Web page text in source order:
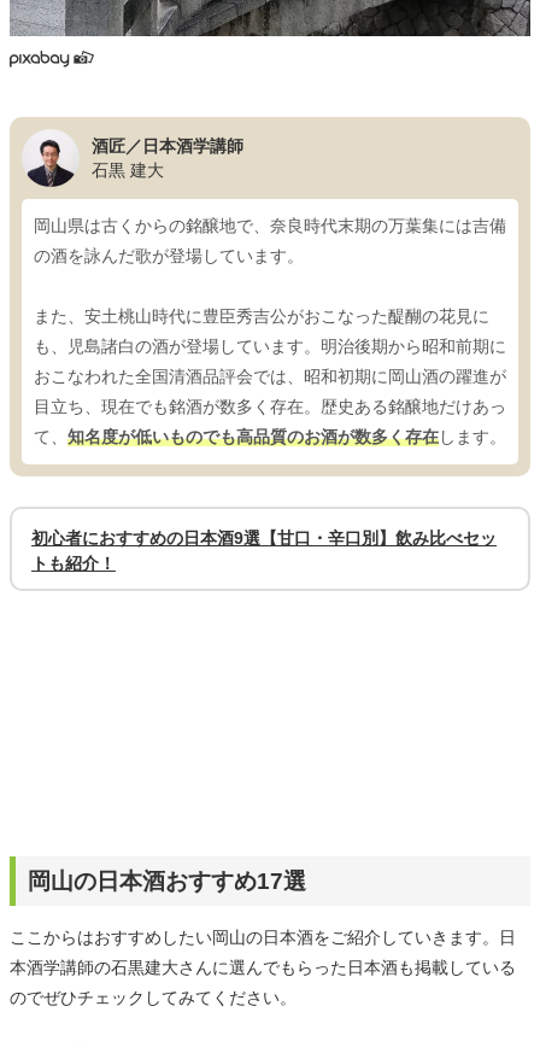
酒匠／日本酒学講師
石黒 建大
岡山県は古くからの銘醸地で、奈良時代末期の万葉集には吉備
の酒を詠んだ歌が登場しています。
また、安土桃山時代に豊臣秀吉公がおこなった醍醐の花見に
も、児島諸白の酒が登場しています。明治後期から昭和前期に
おこなわれた全国清酒品評会では、昭和初期に岡山酒の躍進が
目立ち、現在でも銘酒が数多く存在。歴史ある銘醸地だけあっ
て、 知名度が低いものでも高品質のお酒が数多く存在します。
初心者におすすめの日本酒9選【甘口・辛口別】飲み比べセッ
トも紹介！
岡山の日本酒おすすめ17選
ここからはおすすめしたい岡山の日本酒をご紹介していきます。日
本酒学講師の石黒建大さんに選んでもらった日本酒も掲載している
のでぜひチェックしてみてください。